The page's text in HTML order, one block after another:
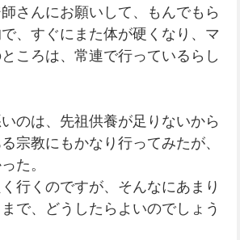
さんにお願いして、もんでもら
、すぐにまた体が硬くなり、マ
ころは、常連で行っているらし
のは、先祖供養が足りないから
宗教にもかなり行ってみたが、
た。
行くのですが、そんなにあまり
で、どうしたらよいのでしょう